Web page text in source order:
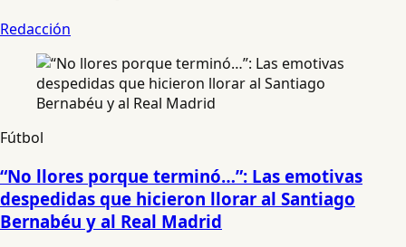
Redacción
Fútbol
“No llores porque terminó…”: Las emotivas
despedidas que hicieron llorar al Santiago
Bernabéu y al Real Madrid